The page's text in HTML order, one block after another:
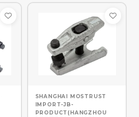
SHANGHAI MOSTRUST
IMPORT-JB-
PRODUCT(HANGZHOU